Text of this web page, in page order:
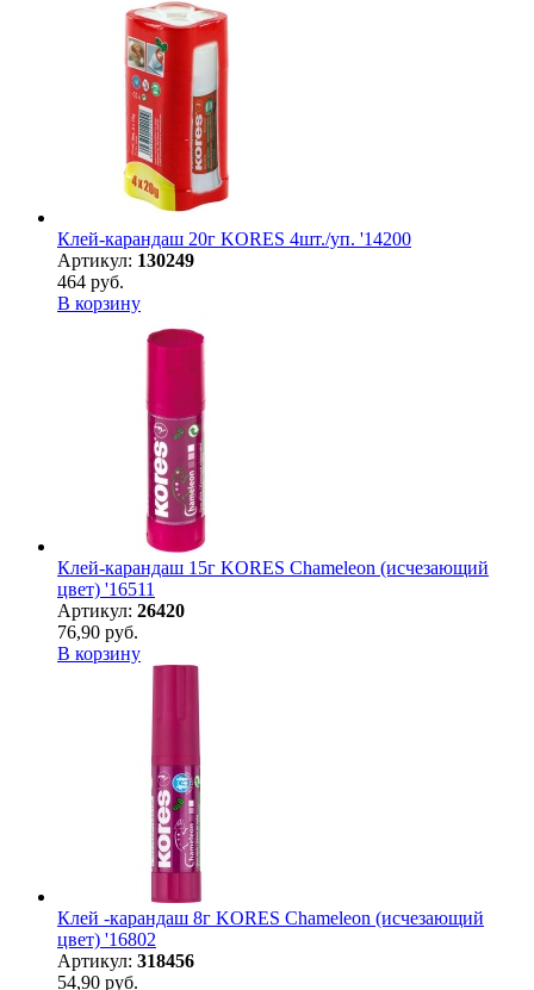
Клей-карандаш 20г KORES 4шт./уп. '14200
Артикул: 130249
464 руб.
В корзину
Клей-карандаш 15г KORES Chameleon (исчезающий
цвет) '16511
Артикул: 26420
76,90 руб.
В корзину
Клей -карандаш 8г KORES Chameleon (исчезающий
цвет) '16802
Артикул: 318456
54,90 руб.